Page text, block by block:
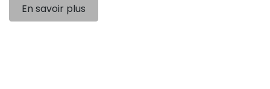
En savoir plus